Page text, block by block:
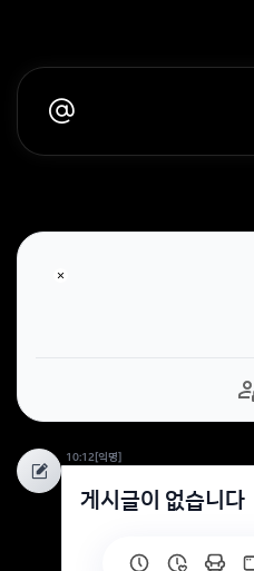
10:12[익명]
게시글이 없습니다